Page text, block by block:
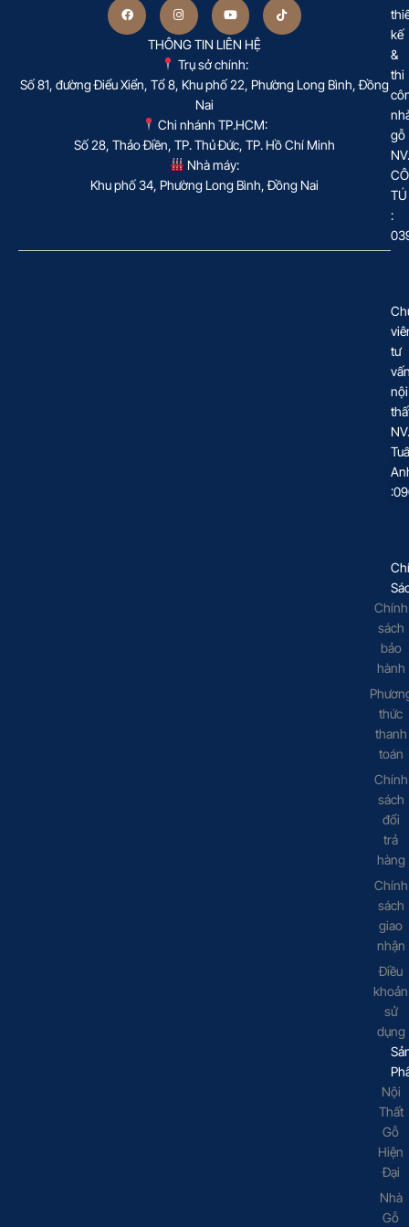
THÔNG TIN LIÊN HỆ
Trụ sở chính:
Số 81, đường Điểu Xiển, Tổ 8, Khu phố 22, Phường Long Bình, Đồng
Nai
Chi nhánh TP.HCM:
Số 28, Thảo Điền, TP. Thủ Đức, TP. Hồ Chí Minh
Nhà máy:
Khu phố 34, Phường Long Bình, Đồng Nai
kế
&
thi
gỗ
NV.
TÚ
:
tư
nội
NV.
Chính
sách
bảo
hành
thức
thanh
toán
Chính
sách
đổi
trả
hàng
Chính
sách
giao
nhận
Điều
khoản
sử
dụng
Nội
Thất
Gỗ
Hiện
Đại
Nhà
Gỗ